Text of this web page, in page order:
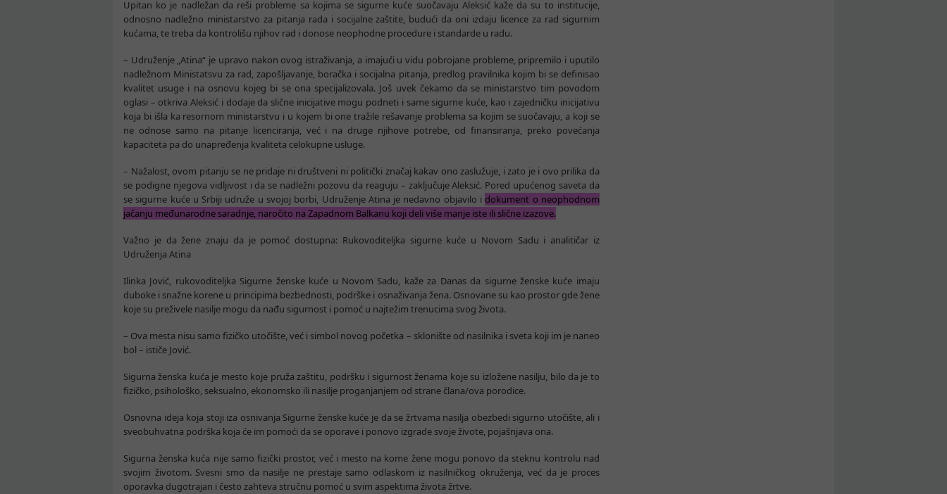
Upitan ko je nadležan da reši probleme sa kojima se sigurne kuće suočavaju Aleksić kaže da su to institucije,
odnosno nadležno ministarstvo za pitanja rada i socijalne zaštite, budući da oni izdaju licence za rad sigurnim
kućama, te treba da kontrolišu njihov rad i donose neophodne procedure i standarde u radu.
– Udruženje „Atina“ je upravo nakon ovog istraživanja, a imajući u vidu pobrojane probleme, pripremilo i uputilo
nadležnom Ministatsvu za rad, zapošljavanje, boračka i socijalna pitanja, predlog pravilnika kojim bi se definisao
kvalitet usuge i na osnovu kojeg bi se ona specijalizovala. Još uvek čekamo da se ministarstvo tim povodom
oglasi – otkriva Aleksić i dodaje da slične inicijative mogu podneti i same sigurne kuće, kao i zajedničku inicijativu
koja bi išla ka resornom ministarstvu i u kojem bi one tražile rešavanje problema sa kojim se suočavaju, a koji se
ne odnose samo na pitanje licenciranja, već i na druge njihove potrebe, od finansiranja, preko povećanja
kapaciteta pa do unapređenja kvaliteta celokupne usluge.
– Nažalost, ovom pitanju se ne pridaje ni društveni ni politički značaj kakav ono zaslužuje, i zato je i ovo prilika da
se podigne njegova vidljivost i da se nadležni pozovu da reaguju – zaključuje Aleksić. Pored upućenog saveta da
se sigurne kuće u Srbiji udruže u svojoj borbi, Udruženje Atina je nedavno objavilo i dokument o neophodnom
jačanju međunarodne saradnje, naročito na Zapadnom Balkanu koji deli više manje iste ili slične izazove.
Važno je da žene znaju da je pomoć dostupna: Rukovoditeljka sigurne kuće u Novom Sadu i analitičar iz
Udruženja Atina
Ilinka Jović, rukovoditeljka Sigurne ženske kuće u Novom Sadu, kaže za Danas da sigurne ženske kuće imaju
duboke i snažne korene u principima bezbednosti, podrške i osnaživanja žena. Osnovane su kao prostor gde žene
koje su preživele nasilje mogu da nađu sigurnost i pomoć u najtežim trenucima svog života.
– Ova mesta nisu samo fizičko utočište, već i simbol novog početka – sklonište od nasilnika i sveta koji im je naneo
bol – ističe Jović.
Sigurna ženska kuća je mesto koje pruža zaštitu, podršku i sigurnost ženama koje su izložene nasilju, bilo da je to
fizičko, psihološko, seksualno, ekonomsko ili nasilje proganjanjem od strane člana/ova porodice.
Osnovna ideja koja stoji iza osnivanja Sigurne ženske kuće je da se žrtvama nasilja obezbedi sigurno utočište, ali i
sveobuhvatna podrška koja će im pomoći da se oporave i ponovo izgrade svoje živote, pojašnjava ona.
Sigurna ženska kuća nije samo fizički prostor, već i mesto na kome žene mogu ponovo da steknu kontrolu nad
svojim životom. Svesni smo da nasilje ne prestaje samo odlaskom iz nasilničkog okruženja, već da je proces
oporavka dugotrajan i često zahteva stručnu pomoć u svim aspektima života žrtve.